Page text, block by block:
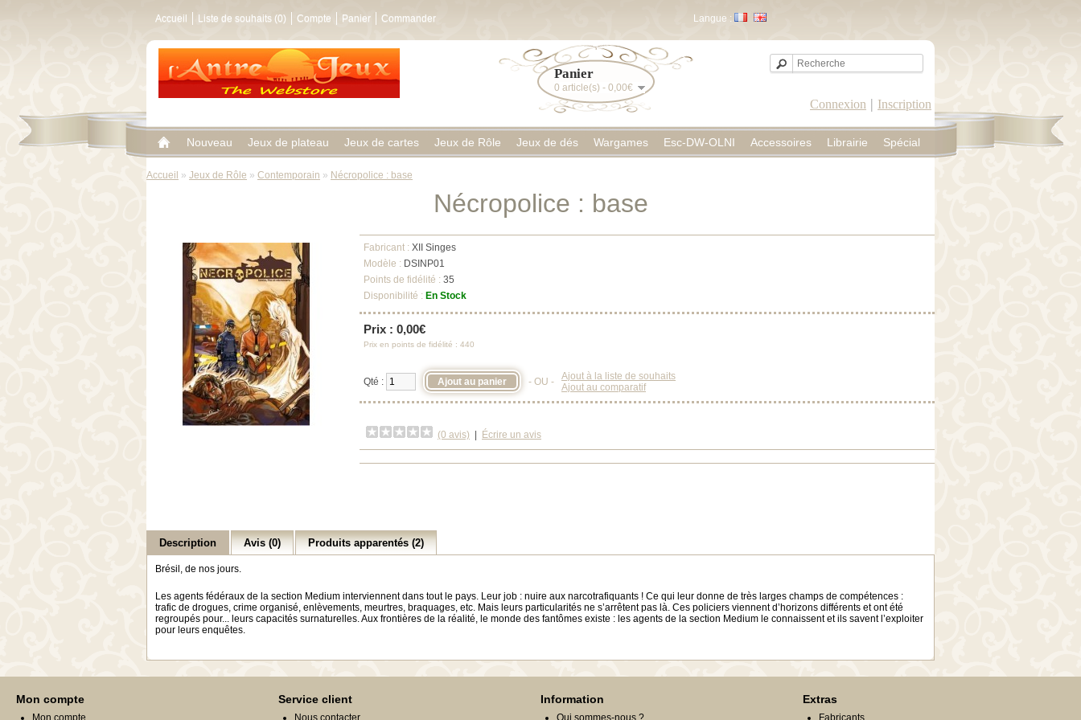
Langue :
Panier
0 article(s) - 0,00€
Connexion | Inscription
Accueil Liste de souhaits (0) Compte Panier Commander
Nouveau Jeux de plateau Jeux de cartes Jeux de Rôle Jeux de dés Wargames Esc-DW-OLNI Accessoires Librairie Spécial
Accueil » Jeux de Rôle » Contemporain » Nécropolice : base
Nécropolice : base
Fabricant : XII Singes
Modèle : DSINP01
Points de fidélité : 35
Disponibilité : En Stock
Prix : 0,00€
Prix en points de fidélité : 440
Qté : - OU -
Ajout à la liste de souhaits
Ajout au comparatif
(0 avis) Écrire un avis
Description Avis (0) Produits apparentés (2)
Brésil, de nos jours.
Les agents fédéraux de la section Medium interviennent dans tout le pays. Leur job : nuire aux narcotrafiquants ! Ce qui leur donne de très larges champs de compétences :
trafic de drogues, crime organisé, enlèvements, meurtres, braquages, etc. Mais leurs particularités ne s’arrêtent pas là. Ces policiers viennent d’horizons différents et ont été
regroupés pour... leurs capacités surnaturelles. Aux frontières de la réalité, le monde des fantômes existe : les agents de la section Medium le connaissent et ils savent l’exploiter
pour leurs enquêtes.
Mon compte
Mon compte
Service client
Nous contacter
Information
Qui sommes-nous ?
Extras
Fabricants